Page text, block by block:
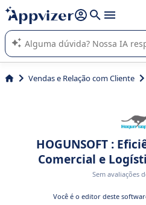
de nossa IA (várias linhas com
A IA do Appvizer o orienta no uso ou
SaaS para sua empresa.
Vendas e Relação com Cliente
HOGUNSOFT :
Comercial e
Sem avaliações
Você é o editor deste